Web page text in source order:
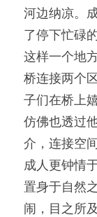
河边纳凉。
了停下忙碌
这样一个地
桥连接两个
子们在桥上
仿佛也透过
介，连接空
成人更钟情
置身于自然
闹，目之所